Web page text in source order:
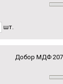
шт.
Добор МДФ